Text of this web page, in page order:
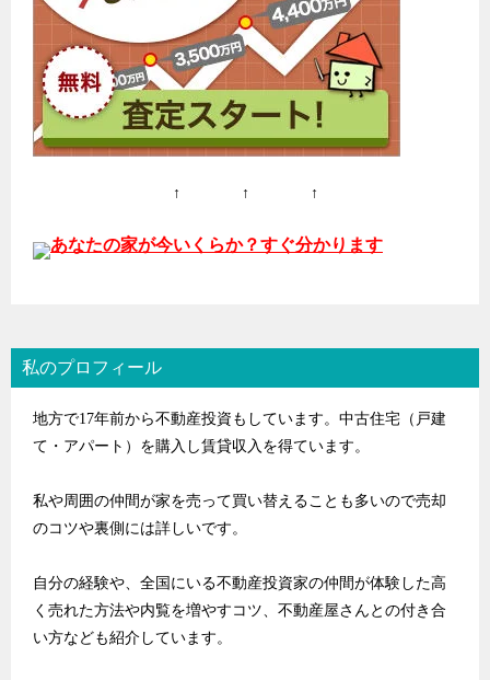
↑ ↑ ↑
あなたの家が今いくらか？すぐ分かります
私のプロフィール
地方で17年前から不動産投資もしています。中古住宅（戸建
て・アパート）を購入し賃貸収入を得ています。
私や周囲の仲間が家を売って買い替えることも多いので売却
のコツや裏側には詳しいです。
自分の経験や、全国にいる不動産投資家の仲間が体験した高
く売れた方法や内覧を増やすコツ、不動産屋さんとの付き合
い方なども紹介しています。